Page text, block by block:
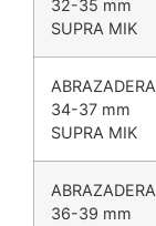
32-35 mm
SUPRA MIK
ABRAZADERA
34-37 mm
SUPRA MIK
ABRAZADERA
36-39 mm